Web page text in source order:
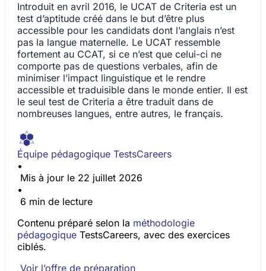
Introduit en avril 2016, le UCAT de Criteria est un
test d’aptitude créé dans le but d’être plus
accessible pour les candidats dont l’anglais n’est
pas la langue maternelle. Le UCAT ressemble
fortement au CCAT, si ce n’est que celui-ci ne
comporte pas de questions verbales, afin de
minimiser l’impact linguistique et le rendre
accessible et traduisible dans le monde entier. Il est
le seul test de Criteria a être traduit dans de
nombreuses langues, entre autres, le français.
Équipe pédagogique TestsCareers
•
Mis à jour le 22 juillet 2026
•
6 min de lecture
Contenu préparé selon la méthodologie
pédagogique TestsCareers, avec des exercices
ciblés.
Voir l’offre de préparation